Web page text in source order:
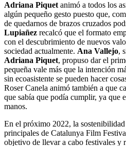
Adriana Piquet animó a todos los
algún pequeño gesto puesto que,
de quedarnos de brazos cruzados
Lupiañez recalcó que el formato
con el descubrimiento de nuevos
sociedad actualmente. Ana Vallejo,
Adriana Piquet, propuso dar el
pequeña vale más que la intención
sin ecoasistente se pueden hacer
Roser Canela animó también a que
que sabía que podía cumplir, ya que
manos.
En el próximo 2022, la
principales de Catalunya Film
objetivo de llevar a cabo festivales y